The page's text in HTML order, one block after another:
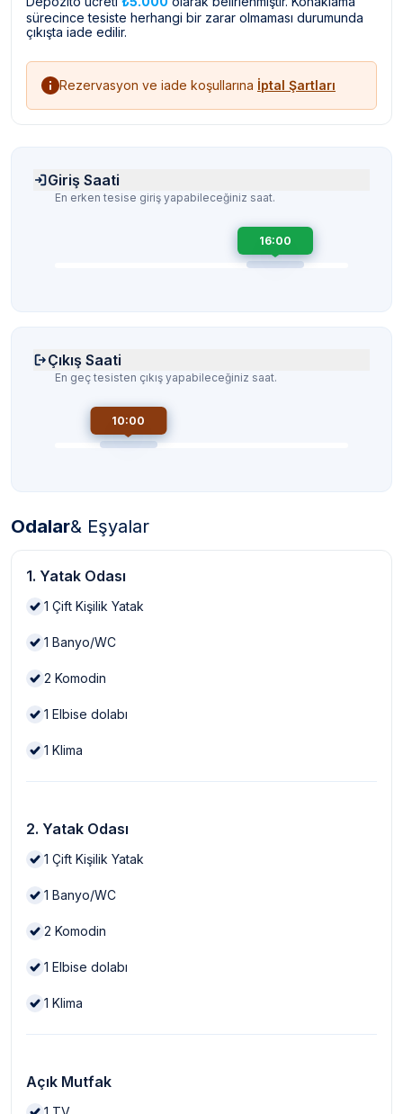
sürecince tesiste herhangi bir zarar olmaması durumunda
çıkışta iade edilir.
Rezervasyon ve iade koşullarına İptal Şartları
Giriş Saati
En erken tesise giriş yapabileceğiniz saat.
16:00
Çıkış Saati
En geç tesisten çıkış yapabileceğiniz saat.
10:00
Odalar& Eşyalar
1. Yatak Odası
1 Çift Kişilik Yatak
1 Banyo/WC
2 Komodin
1 Elbise dolabı
1 Klima
2. Yatak Odası
1 Çift Kişilik Yatak
1 Banyo/WC
2 Komodin
1 Elbise dolabı
1 Klima
Açık Mutfak